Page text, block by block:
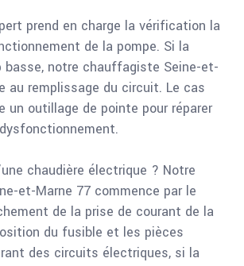
prend en charge la vérification la
de la pompe. Si la
basse, notre chauffagiste Seine-et-
au remplissage du circuit. Le cas
un outillage de pointe pour réparer
chaudière électrique ? Notre
et-Marne 77 commence par le
de la prise de courant de la
du fusible et les pièces
des circuits électriques, si la